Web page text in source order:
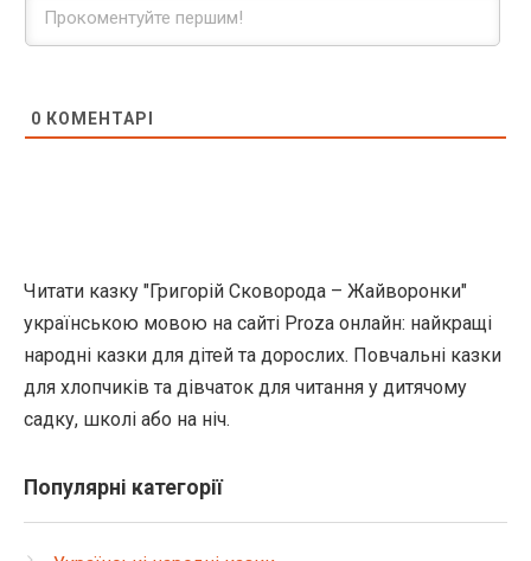
0 КОМЕНТАРІ
Читати казку "Григорій Сковорода – Жайворонки"
українською мовою на сайті Proza онлайн: найкращі
народні казки для дітей та дорослих. Повчальні казки
для хлопчиків та дівчаток для читання у дитячому
садку, школі або на ніч.
Популярні категорії